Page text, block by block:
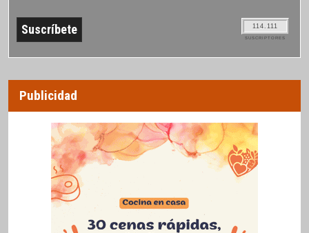
114.111
SUSCRIPTORES
Publicidad